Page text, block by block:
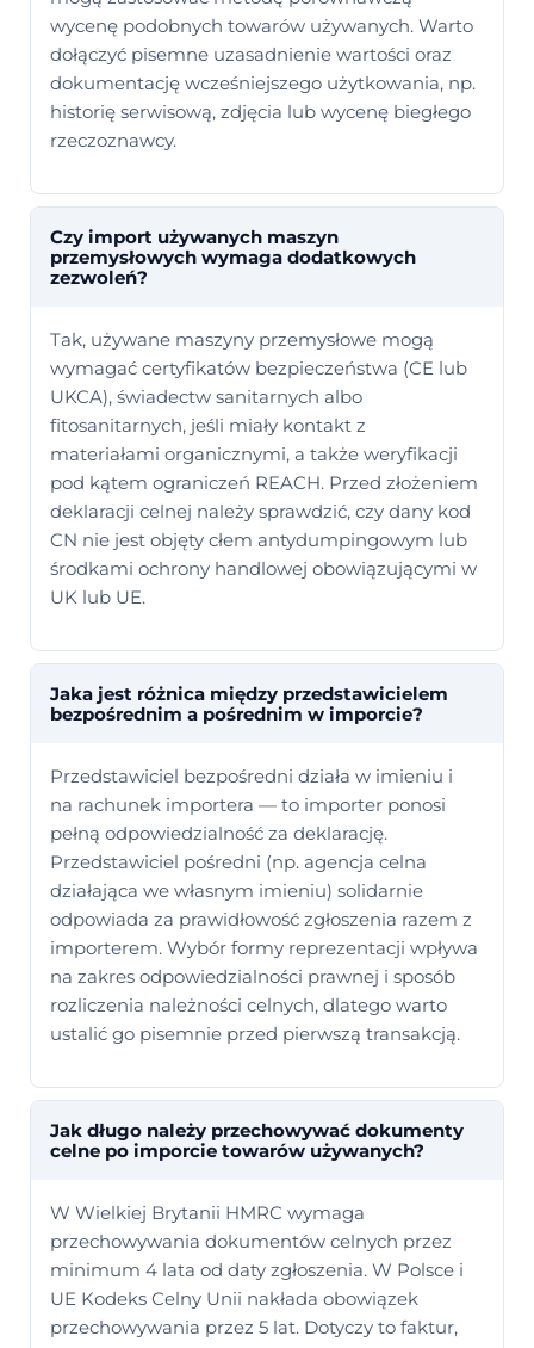
wycenę podobnych towarów używanych. Warto
dołączyć pisemne uzasadnienie wartości oraz
dokumentację wcześniejszego użytkowania, np.
historię serwisową, zdjęcia lub wycenę biegłego
rzeczoznawcy.
Czy import używanych maszyn
przemysłowych wymaga dodatkowych
zezwoleń?
Tak, używane maszyny przemysłowe mogą
wymagać certyfikatów bezpieczeństwa (CE lub
UKCA), świadectw sanitarnych albo
fitosanitarnych, jeśli miały kontakt z
materiałami organicznymi, a także weryfikacji
pod kątem ograniczeń REACH. Przed złożeniem
deklaracji celnej należy sprawdzić, czy dany kod
CN nie jest objęty cłem antydumpingowym lub
środkami ochrony handlowej obowiązującymi w
UK lub UE.
Jaka jest różnica między przedstawicielem
bezpośrednim a pośrednim w imporcie?
Przedstawiciel bezpośredni działa w imieniu i
na rachunek importera — to importer ponosi
pełną odpowiedzialność za deklarację.
Przedstawiciel pośredni (np. agencja celna
działająca we własnym imieniu) solidarnie
odpowiada za prawidłowość zgłoszenia razem z
importerem. Wybór formy reprezentacji wpływa
na zakres odpowiedzialności prawnej i sposób
rozliczenia należności celnych, dlatego warto
ustalić go pisemnie przed pierwszą transakcją.
Jak długo należy przechowywać dokumenty
celne po imporcie towarów używanych?
W Wielkiej Brytanii HMRC wymaga
przechowywania dokumentów celnych przez
minimum 4 lata od daty zgłoszenia. W Polsce i
UE Kodeks Celny Unii nakłada obowiązek
przechowywania przez 5 lat. Dotyczy to faktur,